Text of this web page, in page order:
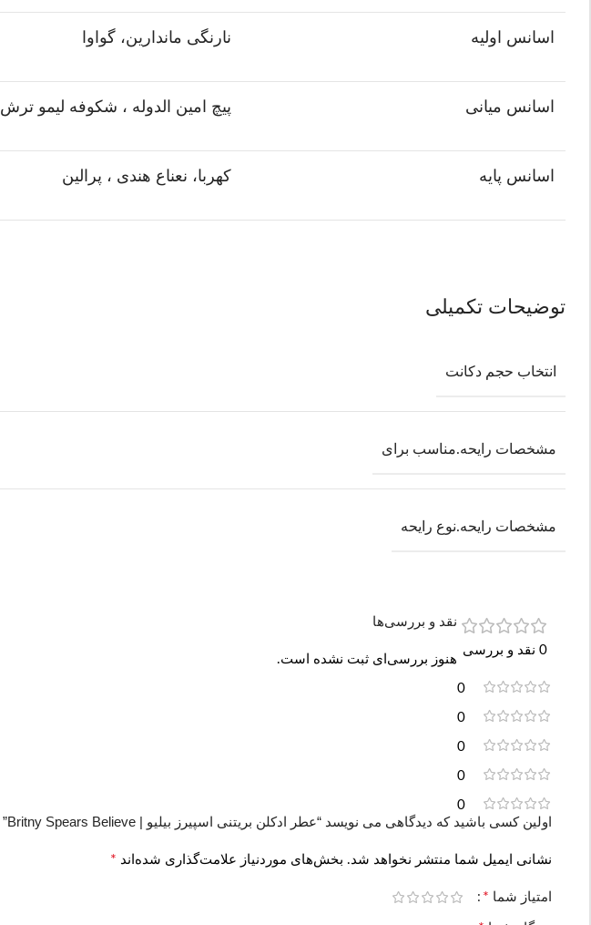
اسانس اولیه نارنگی ماندارین، گواوا
اسانس میانی پیچ امین الدوله ، شکوفه لیمو ترش
اسانس پایه کهربا، نعناع هندی ، پرالین
توضیحات تکمیلی
انتخاب حجم دکانت
مشخصات رایحه.مناسب برای
مشخصات رایحه.نوع رایحه
0 نقد و بررسی
0
0
0
0
0
نقد و بررسی‌ها
هنوز بررسی‌ای ثبت نشده است.
اولین کسی باشید که دیدگاهی می نویسد “عطر ادکلن بریتنی اسپیرز بیلیو | Britny Spears Believe”
نشانی ایمیل شما منتشر نخواهد شد. بخش‌های موردنیاز علامت‌گذاری شده‌اند *
امتیاز شما *